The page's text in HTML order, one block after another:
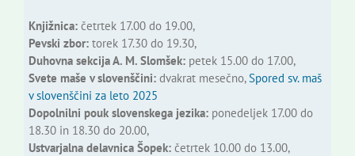
Knjižnica:četrtek 17.00 do 19.00,
Pevski zbor:torek 17.30 do 19.30,
Duhovna sekcija A. M. Slomšek:petek 15.00 do 17.00,
Svete maše v slovenščini:dvakrat mesečno,Spored sv. maš
v slovenščini za leto 2025
Dopolnilni pouk slovenskega jezika:ponedeljek 17.00 do
18.30 in 18.30 do 20.00,
Ustvarjalna delavnica Šopek:četrtek 10.00 do 13.00,